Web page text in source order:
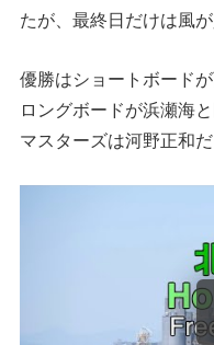
たが、最終日だけは風
優勝はショートボード
ロングボードが浜瀬海と
マスターズは河野正和だ